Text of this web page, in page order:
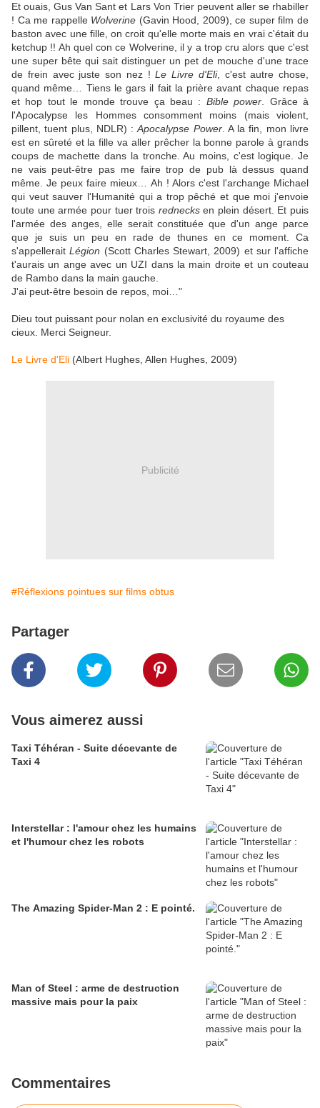
Et ouais, Gus Van Sant et Lars Von Trier peuvent aller se rhabiller
! Ca me rappelle Wolverine (Gavin Hood, 2009), ce super film de
baston avec une fille, on croit qu'elle morte mais en vrai c'était du
ketchup !! Ah quel con ce Wolverine, il y a trop cru alors que c'est
une super bête qui sait distinguer un pet de mouche d'une trace
de frein avec juste son nez !Le Livre d'Eli, c'est autre chose,
quand même… Tiens le gars il fait la prière avant chaque repas
et hop tout le monde trouve ça beau : Bible power . Grâce à
l'Apocalypse les Hommes consomment moins (mais violent,
pillent, tuent plus, NDLR) :Apocalypse Power. A la fin, mon livre
est en sûreté et la fille va aller prêcher la bonne parole à grands
coups de machette dans la tronche. Au moins, c'est logique. Je
ne vais peut-être pas me faire trop de pub là dessus quand
même. Je peux faire mieux… Ah ! Alors c'est l'archange Michael
qui veut sauver l'Humanité qui a trop pêché et que moi j'envoie
toute une armée pour tuer trois rednecksen plein désert. Et puis
l'armée des anges, elle serait constituée que d'un ange parce
que je suis un peu en rade de thunes en ce moment. Ca
s'appelleraitLégion (Scott Charles Stewart, 2009) et sur l'affiche
t'aurais un ange avec un UZI dans la main droite et un couteau
de Rambo dans la main gauche.
J'ai peut-être besoin de repos, moi…"
Dieu tout puissant pour nolan en exclusivité du royaume des
cieux. Merci Seigneur.
Le Livre d'Eli (Albert Hughes, Allen Hughes, 2009)
Publicité
#Réflexions pointues sur films obtus
Partager
Vous aimerez aussi
Taxi Téhéran - Suite décevante de
Taxi 4
Interstellar : l'amour chez les humains
et l'humour chez les robots
The Amazing Spider-Man 2 : E pointé.
Man of Steel : arme de destruction
massive mais pour la paix
Commentaires